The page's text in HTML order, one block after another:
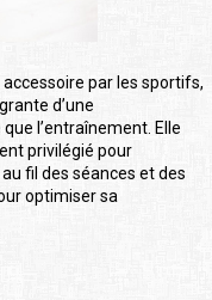
par les sportifs,
d’une
l’entraînement. Elle
privilégié pour
fil des séances et des
optimiser sa